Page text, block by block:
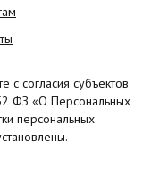
согласия субъектов
ФЗ «О Персональных
персональных